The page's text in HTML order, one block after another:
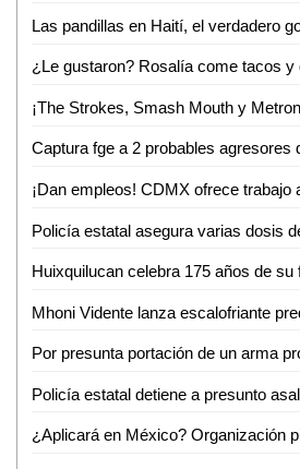
Captura fge a 2 probables agresores